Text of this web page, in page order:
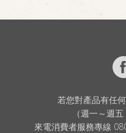
若您對產品有任
（週一～週
來電消費者服務專線